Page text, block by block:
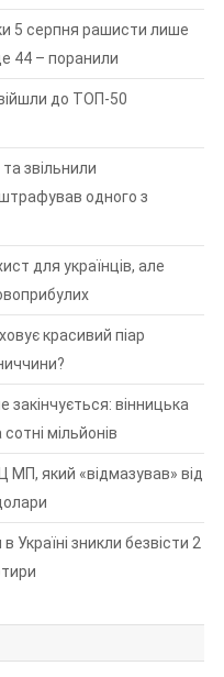
5 серпня рашисти лише
44 – поранили
до ТОП-50
звільнили
одного з
для українців, але
красивий піар
закінчується: вінницька
мільйонів
МП, який «відмазував» від
Україні зникли безвісти 2